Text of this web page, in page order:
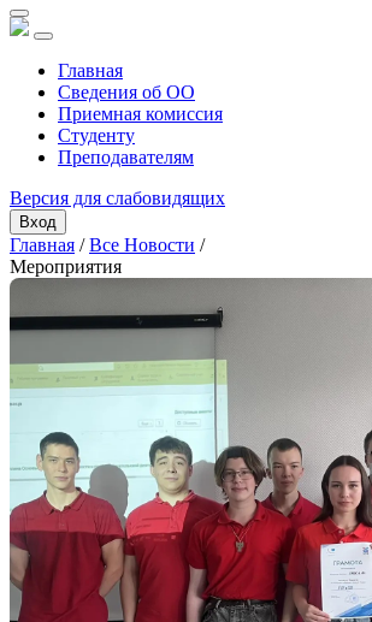
Главная
Сведения об ОО
Приемная комиссия
Студенту
Преподавателям
Версия для слабовидящих
Вход
Главная /Все Новости /
Мероприятия